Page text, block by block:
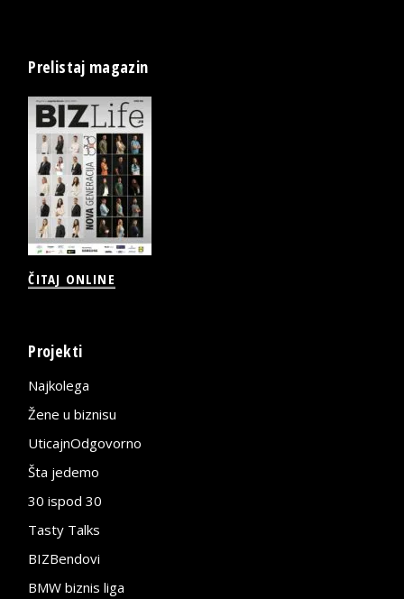
Prelistaj magazin
ČITAJ ONLINE
Projekti
Najkolega
Žene u biznisu
UticajnOdgovorno
Šta jedemo
30 ispod 30
Tasty Talks
BIZBendovi
BMW biznis liga